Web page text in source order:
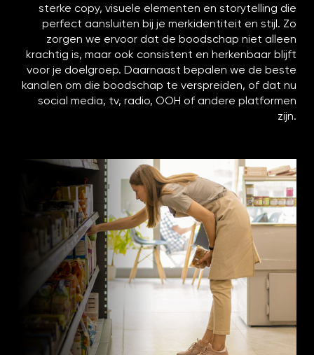
sterke copy, visuele elementen en storytelling die
perfect aansluiten bij je merkidentiteit en stijl. Zo
zorgen we ervoor dat de boodschap niet alleen
krachtig is, maar ook consistent en herkenbaar blijft
voor je doelgroep. Daarnaast bepalen we de beste
kanalen om die boodschap te verspreiden, of dat nu
social media, tv, radio, OOH of andere platformen
zijn.